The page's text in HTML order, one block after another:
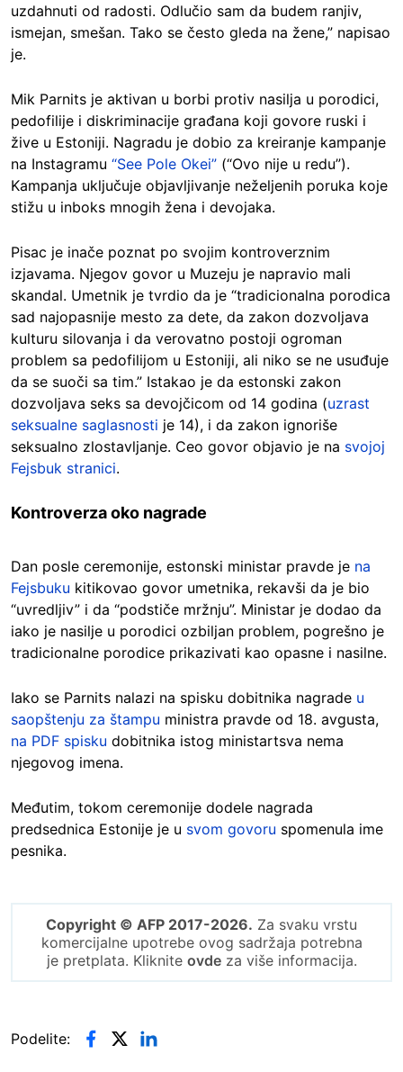
uzdahnuti od radosti. Odlučio sam da budem ranjiv,
ismejan, smešan. Tako se često gleda na žene,” napisao
je.
Mik Parnits je aktivan u borbi protiv nasilja u porodici,
pedofilije i diskriminacije građana koji govore ruski i
žive u Estoniji. Nagradu je dobio za kreiranje kampanje
na Instagramu “See Pole Okei” (“Ovo nije u redu”).
Kampanja uključuje objavljivanje neželjenih poruka koje
stižu u inboks mnogih žena i devojaka.
Pisac je inače poznat po svojim kontroverznim
izjavama. Njegov govor u Muzeju je napravio mali
skandal. Umetnik je tvrdio da je “tradicionalna porodica
sad najopasnije mesto za dete, da zakon dozvoljava
kulturu silovanja i da verovatno postoji ogroman
problem sa pedofilijom u Estoniji, ali niko se ne usuđuje
da se suoči sa tim.” Istakao je da estonski zakon
dozvoljava seks sa devojčicom od 14 godina (uzrast
seksualne saglasnosti je 14), i da zakon ignoriše
seksualno zlostavljanje. Ceo govor objavio je na svojoj
Fejsbuk stranici.
Kontroverza oko nagrade
Dan posle ceremonije, estonski ministar pravde je na
Fejsbuku kitikovao govor umetnika, rekavši da je bio
“uvredljiv” i da “podstiče mržnju”. Ministar je dodao da
iako je nasilje u porodici ozbiljan problem, pogrešno je
tradicionalne porodice prikazivati kao opasne i nasilne.
Iako se Parnits nalazi na spisku dobitnika nagrade u
saopštenju za štampu ministra pravde od 18. avgusta,
na PDF spisku dobitnika istog ministartsva nema
njegovog imena.
Međutim, tokom ceremonije dodele nagrada
predsednica Estonije je u svom govoru spomenula ime
pesnika.
Copyright © AFP 2017-2026. Za svaku vrstu
komercijalne upotrebe ovog sadržaja potrebna
je pretplata. Kliknite ovdeza više informacija.
Podelite: